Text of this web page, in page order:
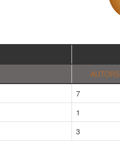
AUTORS
7
1
3